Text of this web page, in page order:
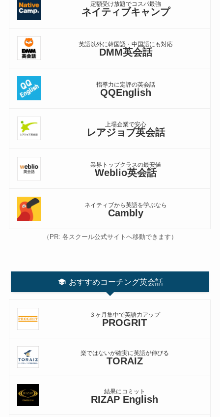
定額受け放題でコスパ最強
ネイティブキャンプ
英語以外に韓国語・中国語にも対応
DMM英会話
指導力に定評の英会話
QQEnglish
上場企業で安心
レアジョブ英会話
業界トップクラスの最安値
Weblio英会話
ネイティブから英語を学ぶなら
Cambly
（PR: 各スクール公式サイトへ移動できます）
おすすめコーチング英会話
３ヶ月集中で英語力アップ
PROGRIT
楽ではないが確実に英語が伸びる
TORAIZ
結果にコミット
RIZAP English